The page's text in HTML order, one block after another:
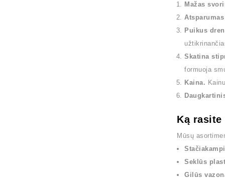
Mažas
Puikus
Skatina
formuoja
Kaina.
Ką
Mūsų
Seklūs
Gilūs